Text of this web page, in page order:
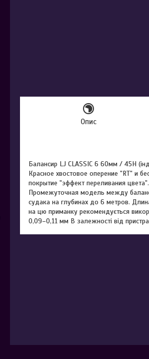
Опис
Балансир LJ CLASSIC 6 60мм / 45H
Красное хвостовое оперение "RT" и
покрытие "эффект переливания
Промежуточная модель между
судака на глубинах до 6 метров.
на цю приманку рекомендується
0,09–0,11 мм В залежності від